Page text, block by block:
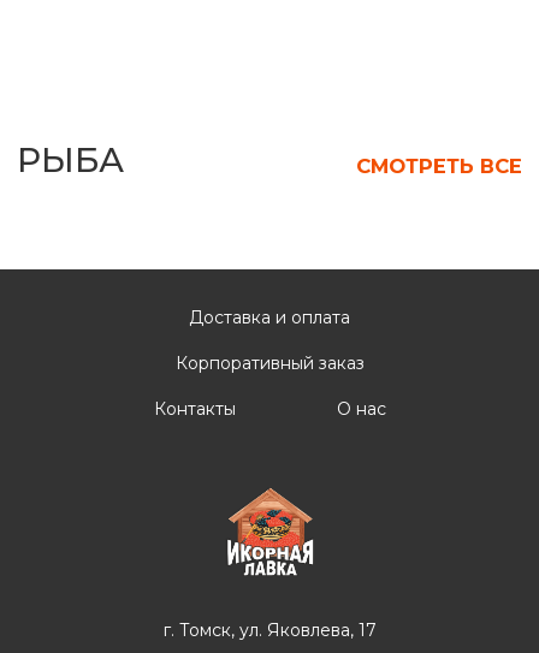
Доставка и оплата
Корпоративный заказ
Контакты О нас
г. Томск, ул. Яковлева, 17